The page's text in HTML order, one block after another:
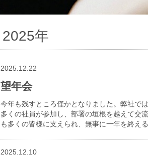
2025年
2025.12.22
望年会
今年も残すところ僅かとなりました。弊社で
多くの社員が参加し、部署の垣根を越えて交
も多くの皆様に支えられ、無事に一年を終え
2025.12.10